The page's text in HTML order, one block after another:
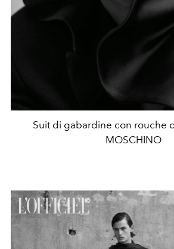
Suit di gabardine con rouche
MOSCHINO